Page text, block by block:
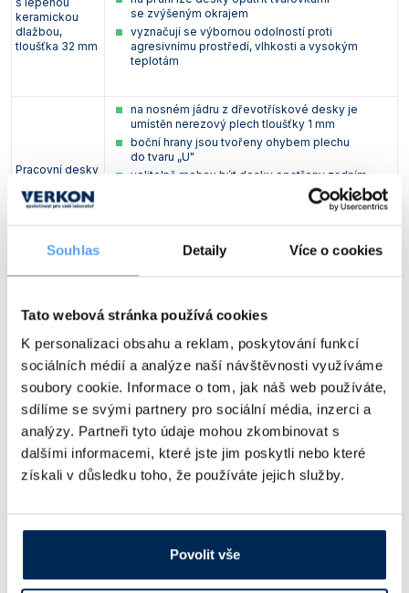
Souhlas Detaily Více o cookies
Tato webová stránka používá cookies
K personalizaci obsahu a reklam, poskytování funkcí
sociálních médií a analýze naší návštěvnosti využíváme
soubory cookie. Informace o tom, jak náš web používáte,
sdílíme se svými partnery pro sociální média, inzerci a
analýzy. Partneři tyto údaje mohou zkombinovat s
dalšími informacemi, které jste jim poskytli nebo které
získali v důsledku toho, že používáte jejich služby.
Povolit vše
keramickou
dlažbou,
tloušťka 32 mm
se zvýšeným okrajem
vyznačují se výbornou odolností proti
agresivnímu prostředí, vlhkosti a vysokým
teplotám
Pracovní desky
oceli, tloušťka
40 mm
na nosném jádru z dřevotřískové desky je
umístěn nerezový plech tloušťky 1 mm
boční hrany jsou tvořeny ohybem plechu
do tvaru „U"
volitelně mohou být desky opatřeny zadním
zvýšeným okrajem, na přání dodáváme rovněž
jsou vhodné zejména pro použití u mycích
nepůsobí chemikálie
Kompaktní
pracovní desky
(laminát HPL)
vykazují velmi dobré mechanické vlastnosti jako
nepoddajnost
materiál kompaktních desek není nasákavý, je
fyziologicky nezávadný a nepoškozuje životní
prostředí
velkou výhodou je možnost jejich bezspárového
spojení s dřezy, výlevkami, lištami apod.
z ostatních
materiálů
v řadě laboratorních aplikací je nutné použít
pracovní desky z materiálů specifických
celokeramické a epoxidové desky, kalené sklo
nebo polypropylen
Vlastnosti skla a porcelánu
Zkumavky
Zátky a uzávěry
Zkumavky a stojany
Teploměry, vlhkoměry a další přístroje pro
měření prostředí (klimatu)
Turbidimetry (měření zákalu)
Vlhkostní analyzátory - váhy sušicí
Viskozimetry